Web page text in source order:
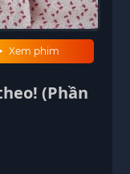
Xem phim
(Phần